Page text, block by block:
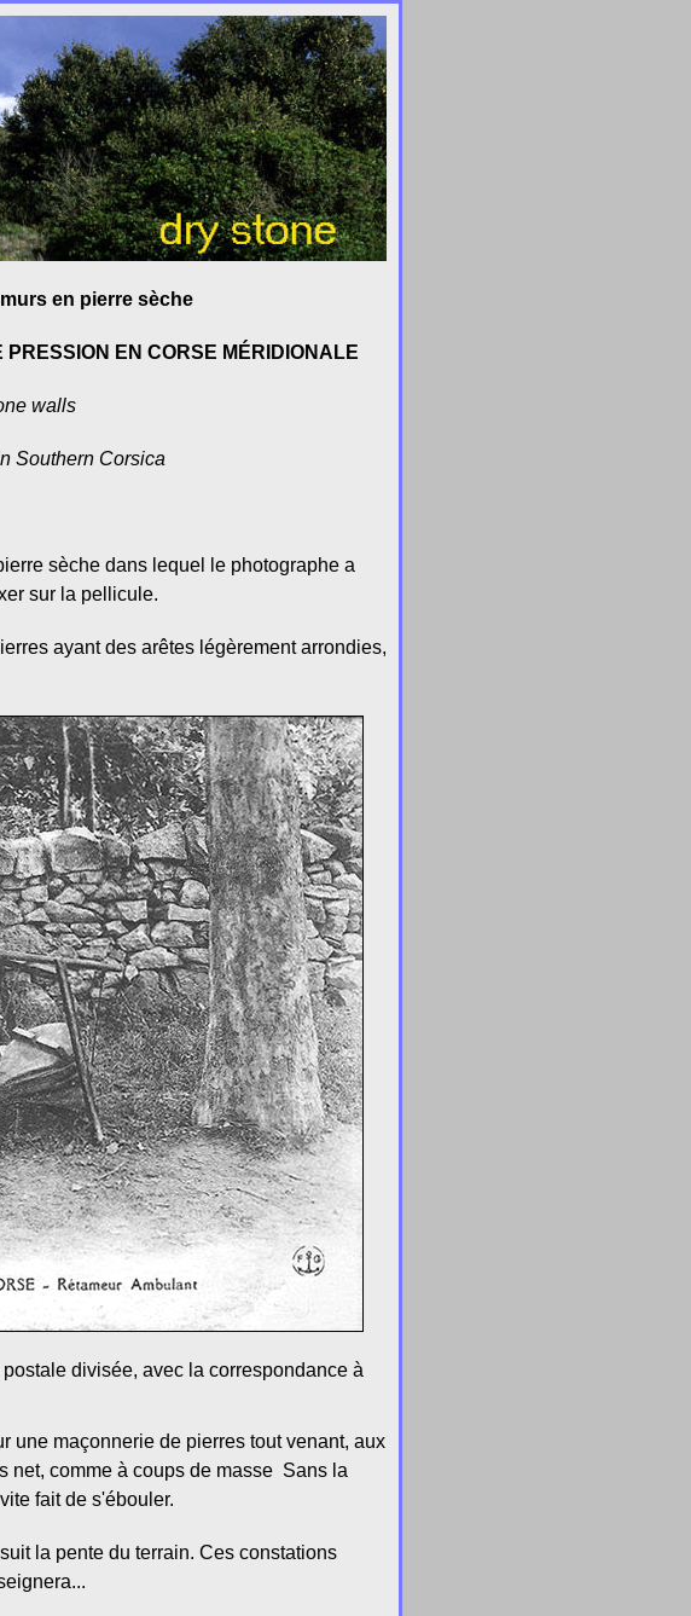
en pierre sèche
EN CORSE MÉRIDIONALE
walls
Southern Corsica
sèche dans lequel le photographe a
sur la pellicule.
ayant des arêtes légèrement arrondies,
divisée, avec la correspondance à
une maçonnerie de pierres tout venant, aux
net, comme à coups de masse Sans la
fait de s'ébouler.
la pente du terrain. Ces constations